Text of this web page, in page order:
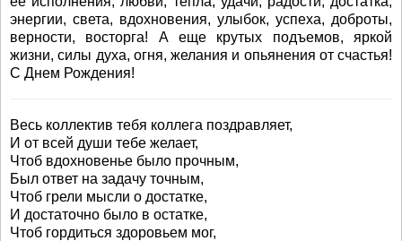
энергии, света, вдохновения, улыбок, успеха, доброты,
верности, восторга! А еще крутых подъемов, яркой
жизни, силы духа, огня, желания и опьянения от счастья!
С Днем Рождения!
Весь коллектив тебя коллега поздравляет,
И от всей души тебе желает,
Чтоб вдохновенье было прочным,
Был ответ на задачу точным,
Чтоб грели мысли о достатке,
И достаточно было в остатке,
Чтоб гордиться здоровьем мог,